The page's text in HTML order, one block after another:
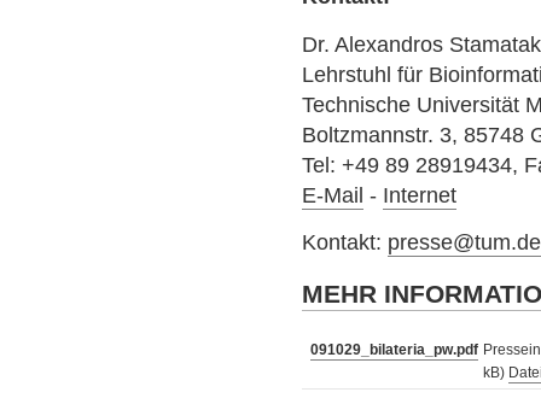
Dr. Alexandros
Lehrstuhl für
Technische Universität
Boltzmannstr. 3, 85748
Tel: +49 89 28919434,
E-Mail - Internet
Kontakt: presse@tum.de
MEHR
091029_bilateria_pw.pdf
kB)